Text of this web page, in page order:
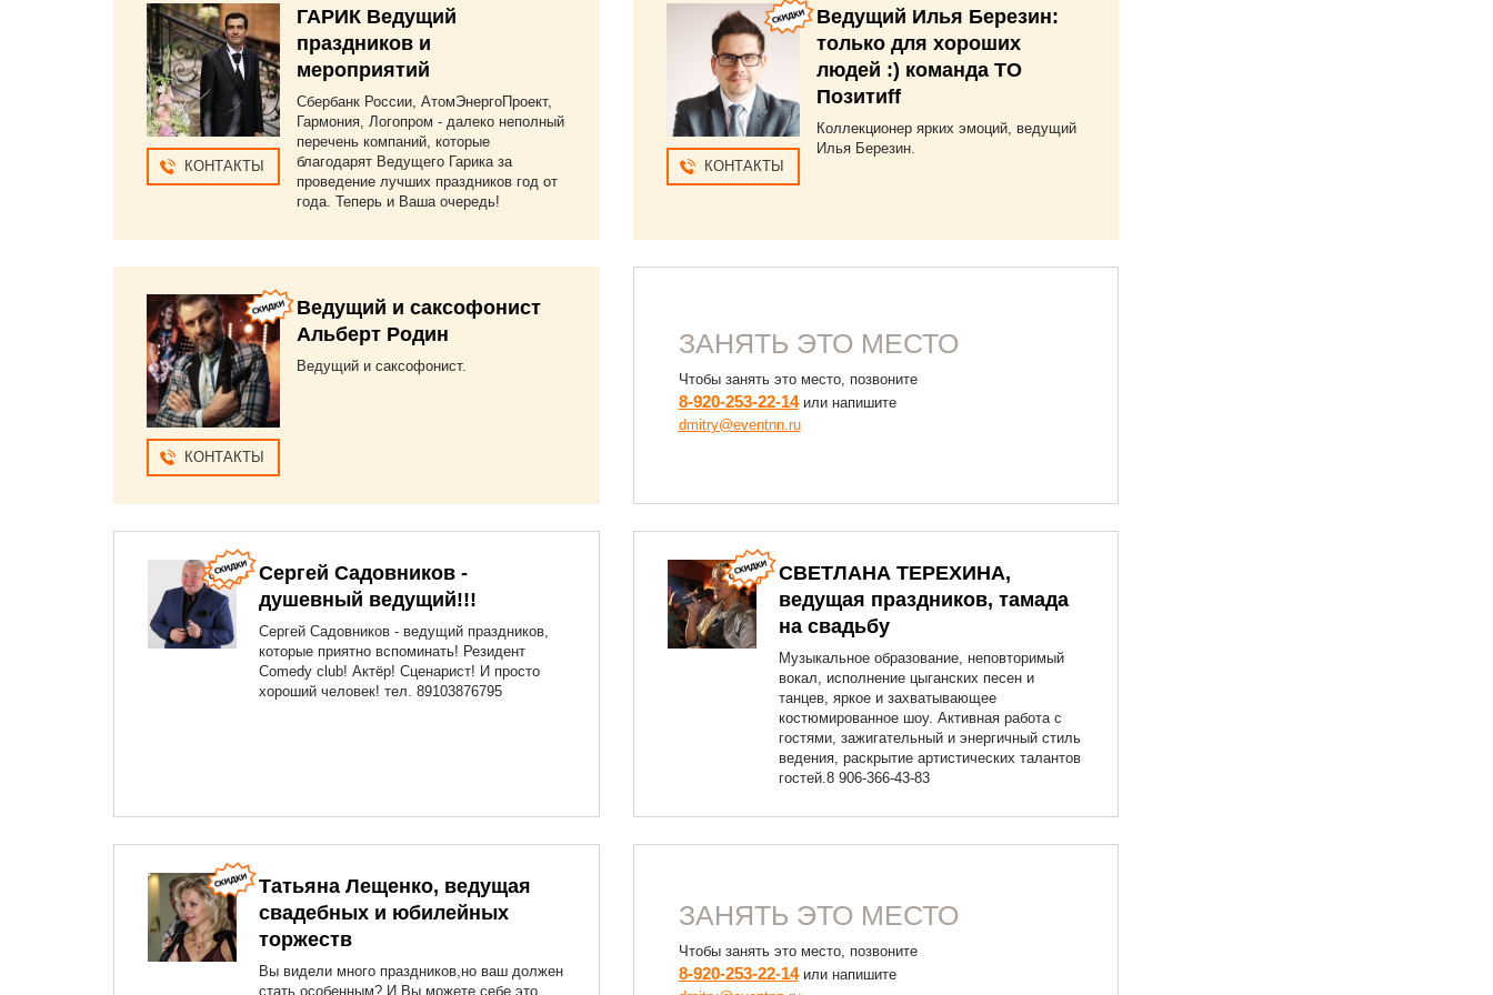
понимая ситуацию, что взял 15
тыс. предоплаты и нужно
выполнить договорные
обязательства (иначе Ук РФ,
Статья 159) ЯВЛЯЕТСЯ В ДЕНЬ
СВАДЬБЫ, чтобы у нас не было
вопросов, якобы "я приехал,
давайте буду вести, чё там у
вас по программе?". Выгнали
естественно. К слову, невесту
время. Вердикт. 1.С.Фёдоров
обсуждать его свадьбу, 2.
Плевать он хотел на подготовку,
т.к. в его договоре это не
прописано 3. По-хорошему деньги
не вернёт К вопросу организации,
в этой свадьбе участвовали
ведущий, звукорежиссёр, фото,
видео, артисты и др. и ни с кем
не было моральных проблем (у
всех нашлось пару часов
Чуть не сорвал свадьбу. В
наличии запись телефонного
разговора и видео в
подтверждении написанного
выше.
в жизни, и не сомневайтесь:
такие люди и профессионалы, как
Семён Фёдоров, не умеют делать
средне или, не дай Бог, плохо, -
только очень и очень хорошо.
Спасибо. От всей души. С
"Другая Жизнь" Анастасия
КОНТАКТЫ
ГАРИК Ведущий
праздников и
мероприятий
Сбербанк России, АтомЭнергоПроект,
Гармония, Логопром - далеко неполный
перечень компаний, которые
благодарят Ведущего Гарика за
проведение лучших праздников год от
года. Теперь и Ваша очередь!
КОНТАКТЫ
Ведущий Илья Березин:
только для хороших
людей :) команда ТО
Позитиff
Коллекционер ярких эмоций, ведущий
Илья Березин.
КОНТАКТЫ
Ведущий и саксофонист
Альберт Родин
Ведущий и саксофонист.
ЗАНЯТЬ ЭТО МЕСТО
Чтобы занять это место, позвоните
8-920-253-22-14или напишите
dmitry@eventnn.ru
Сергей Садовников -
душевный ведущий!!!
Сергей Садовников - ведущий праздников,
которые приятно вспоминать! Резидент
Comedy club! Актёр! Сценарист! И просто
хороший человек! тел. 89103876795
СВЕТЛАНА ТЕРЕХИНА,
ведущая праздников, тамада
на свадьбу
Музыкальное образование, неповторимый
вокал, исполнение цыганских песен и
танцев, яркое и захватывающее
костюмированное шоу. Активная работа с
гостями, зажигательный и энергичный стиль
ведения, раскрытие артистических талантов
гостей.8 906-366-43-83
Татьяна Лещенко, ведущая
свадебных и юбилейных
торжеств
Вы видели много праздников,но ваш должен
стать особенным? И Вы можете себе это
ЗАНЯТЬ ЭТО МЕСТО
Чтобы занять это место, позвоните
8-920-253-22-14или напишите